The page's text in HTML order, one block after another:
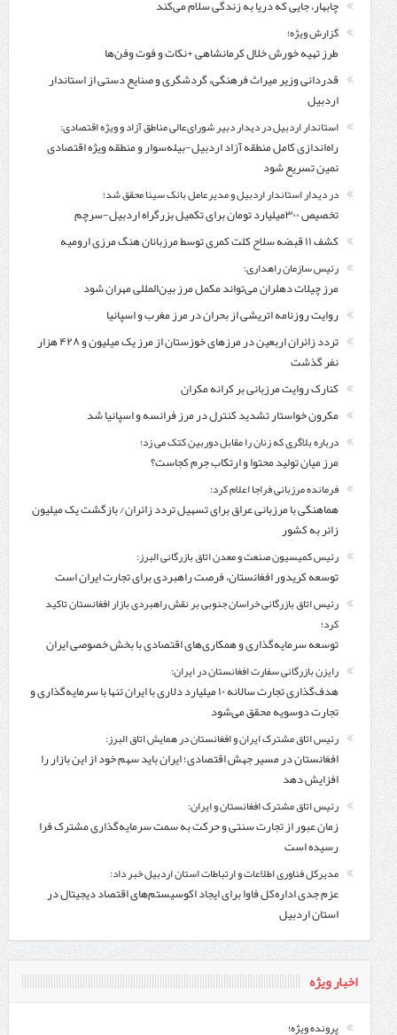
چابهار، جایی که دریا به زندگی سلام می‌کند
گزارش ویژه؛
طرز تهیه خورش خلال کرمانشاهی +نکات و فوت وفن‌ها
قدردانی وزیر میراث فرهنگی، گردشگری و صنایع دستی از استاندار
اردبیل
استاندار اردبیل در دیدار دبیر شورای‌عالی مناطق آزاد و ویژه اقتصادی:
راه‌اندازی کامل منطقه آزاد اردبیل-بیله‌سوار و منطقه ویژه اقتصادی
نمین تسریع شود
در دیدار استاندار اردبیل و مدیرعامل بانک سینا محقق شد؛
تخصیص ۳۰۰میلیارد تومان برای تکمیل بزرگراه اردبیل-سرچم
کشف ۱۱ قبضه سلاح کلت کمری توسط مرزبانان هنگ مرزی ارومیه
رئیس سازمان راهداری:
مرز چیلات دهلران می‌تواند مکمل مرز بین‌المللی مهران شود
روایت روزنامه اتریشی از بحران در مرز مغرب و اسپانیا
تردد زائران اربعین در مرزهای خوزستان از مرز یک میلیون و ۴۲۸ هزار
نفر گذشت
کنارک روایت مرزبانی بر کرانه مکران
مکرون خواستار تشدید کنترل‌ در مرز فرانسه و اسپانیا شد
درباره بلاگری که زنان را مقابل دوربین کتک می زد؛
مرز میان تولید محتوا و ارتکاب جرم کجاست؟
فرمانده مرزبانی فراجا اعلام کرد:
هماهنگی با مرزبانی عراق برای تسهیل تردد زائران/ بازگشت یک میلیون
زائر به کشور
رئیس کمیسیون صنعت و معدن اتاق بازرگانی البرز:
توسعه کریدور افغانستان، فرصت راهبردی برای تجارت ایران است
رئیس اتاق بازرگانی خراسان جنوبی بر نقش راهبردی بازار افغانستان تاکید
کرد؛
توسعه سرمایه‌گذاری و همکاری‌های اقتصادی با بخش خصوصی ایران
رایزن بازرگانی سفارت افغانستان در ایران:
هدف‌گذاری تجارت سالانه ۱۰ میلیارد دلاری با ایران تنها با سرمایه‌گذاری و
تجارت دوسویه محقق می‌شود
رئیس اتاق مشترک ایران و افغانستان در همایش اتاق البرز:
افغانستان در مسیر جهش اقتصادی؛ ایران باید سهم خود از این بازار را
افزایش دهد
رئیس اتاق مشترک افغانستان و ایران:
زمان عبور از تجارت سنتی و حرکت به سمت سرمایه‌گذاری مشترک فرا
رسیده است
مدیرکل فناوری اطلاعات و ارتباطات استان اردبیل خبر داد:
عزم جدی اداره‌کل فاوا برای ایجاد اکوسیستم‌های اقتصاد دیجیتال در
استان اردبیل
اخبار ویژه
پرونده ویژه؛